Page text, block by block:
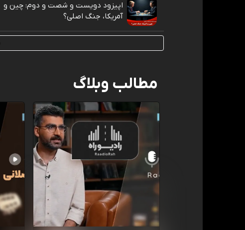
اپیزود دویست و شصت و دوم: چین و
آمریکا، جنگ اصلی؟
مطالب وبلاگ